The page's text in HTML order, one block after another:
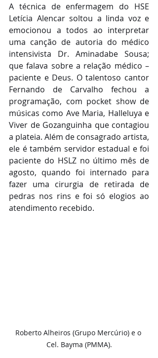
A técnica de enfermagem do HSE
Letícia Alencar soltou a linda voz e
emocionou a todos ao interpretar
uma canção de autoria do médico
intensivista Dr. Aminadabe Sousa;
que falava sobre a relação médico –
paciente e Deus. O talentoso cantor
Fernando de Carvalho fechou a
programação, com pocket show de
músicas como Ave Maria, Halleluya e
Viver de Gozanguinha que contagiou
a plateia. Além de consagrado artista,
ele é também servidor estadual e foi
paciente do HSLZ no último mês de
agosto, quando foi internado para
fazer uma cirurgia de retirada de
pedras nos rins e foi só elogios ao
atendimento recebido.
Roberto Alheiros (Grupo Mercúrio) e o
Cel. Bayma (PMMA).